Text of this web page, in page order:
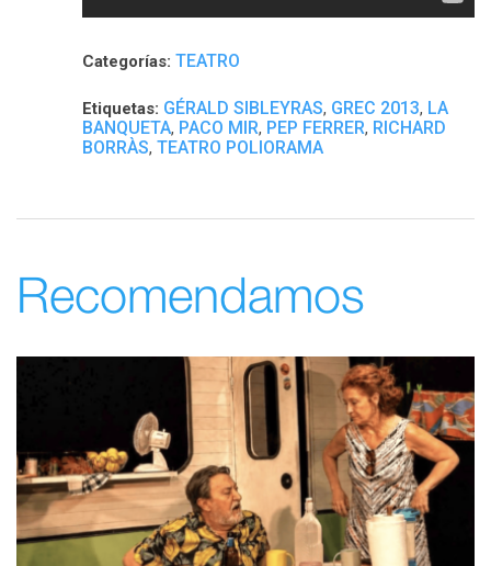
Categorías: TEATRO
Etiquetas: GÉRALD SIBLEYRAS, GREC 2013, LA
BANQUETA, PACO MIR, PEP FERRER, RICHARD
BORRÀS, TEATRO POLIORAMA
Recomendamos